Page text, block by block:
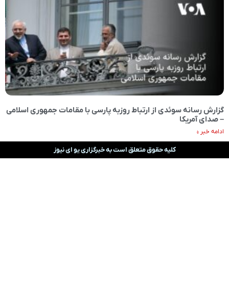
گزارش رسانه سوئدی از ارتباط روزبه پارسی با مقامات جمهوری اسلامی
– صدای آمریکا
ادامه خبر »
کلیه حقوق متعلق است به خبرگزاری یو ای نیوز